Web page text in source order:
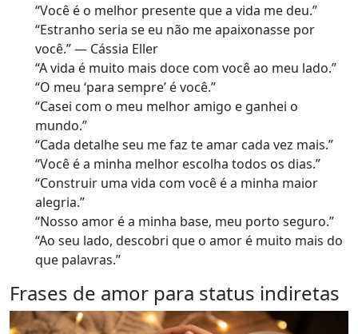
“Você é o melhor presente que a vida me deu.”
“Estranho seria se eu não me apaixonasse por
você.” — Cássia Eller
“A vida é muito mais doce com você ao meu lado.”
“O meu ‘para sempre’ é você.”
“Casei com o meu melhor amigo e ganhei o
mundo.”
“Cada detalhe seu me faz te amar cada vez mais.”
“Você é a minha melhor escolha todos os dias.”
“Construir uma vida com você é a minha maior
alegria.”
“Nosso amor é a minha base, meu porto seguro.”
“Ao seu lado, descobri que o amor é muito mais do
que palavras.”
Frases de amor para status indiretas